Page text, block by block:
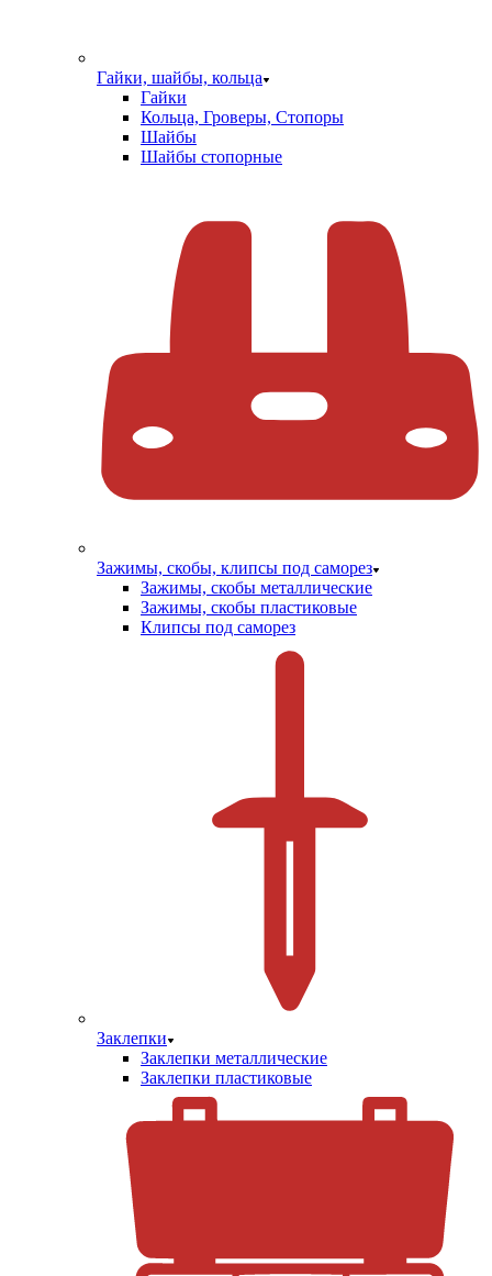
Гайки, шайбы, кольца
Гайки
Кольца, Гроверы, Стопоры
Шайбы
Шайбы стопорные
Зажимы, скобы, клипсы под саморез
Зажимы, скобы металлические
Зажимы, скобы пластиковые
Клипсы под саморез
Заклепки
Заклепки металлические
Заклепки пластиковые